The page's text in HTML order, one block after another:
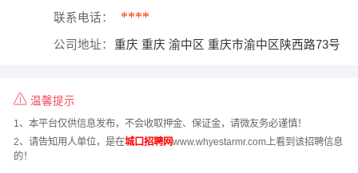
联系电话： ****
公司地址： 重庆 重庆 渝中区 重庆市渝中区陕西路73号
温馨提示
1、本平台仅供信息发布，不会收取押金、保证金，请微友务必谨慎！
2、请告知用人单位，是在城口招聘网www.whyestarmr.com上看到该招聘信息
的！